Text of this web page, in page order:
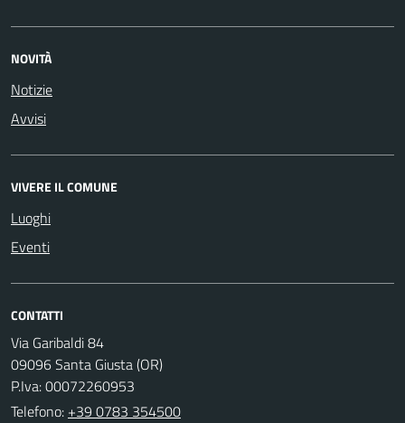
NOVITÀ
Notizie
Avvisi
VIVERE IL COMUNE
Luoghi
Eventi
CONTATTI
Via Garibaldi 84
09096 Santa Giusta (OR)
P.Iva: 00072260953
Telefono: +39 0783 354500